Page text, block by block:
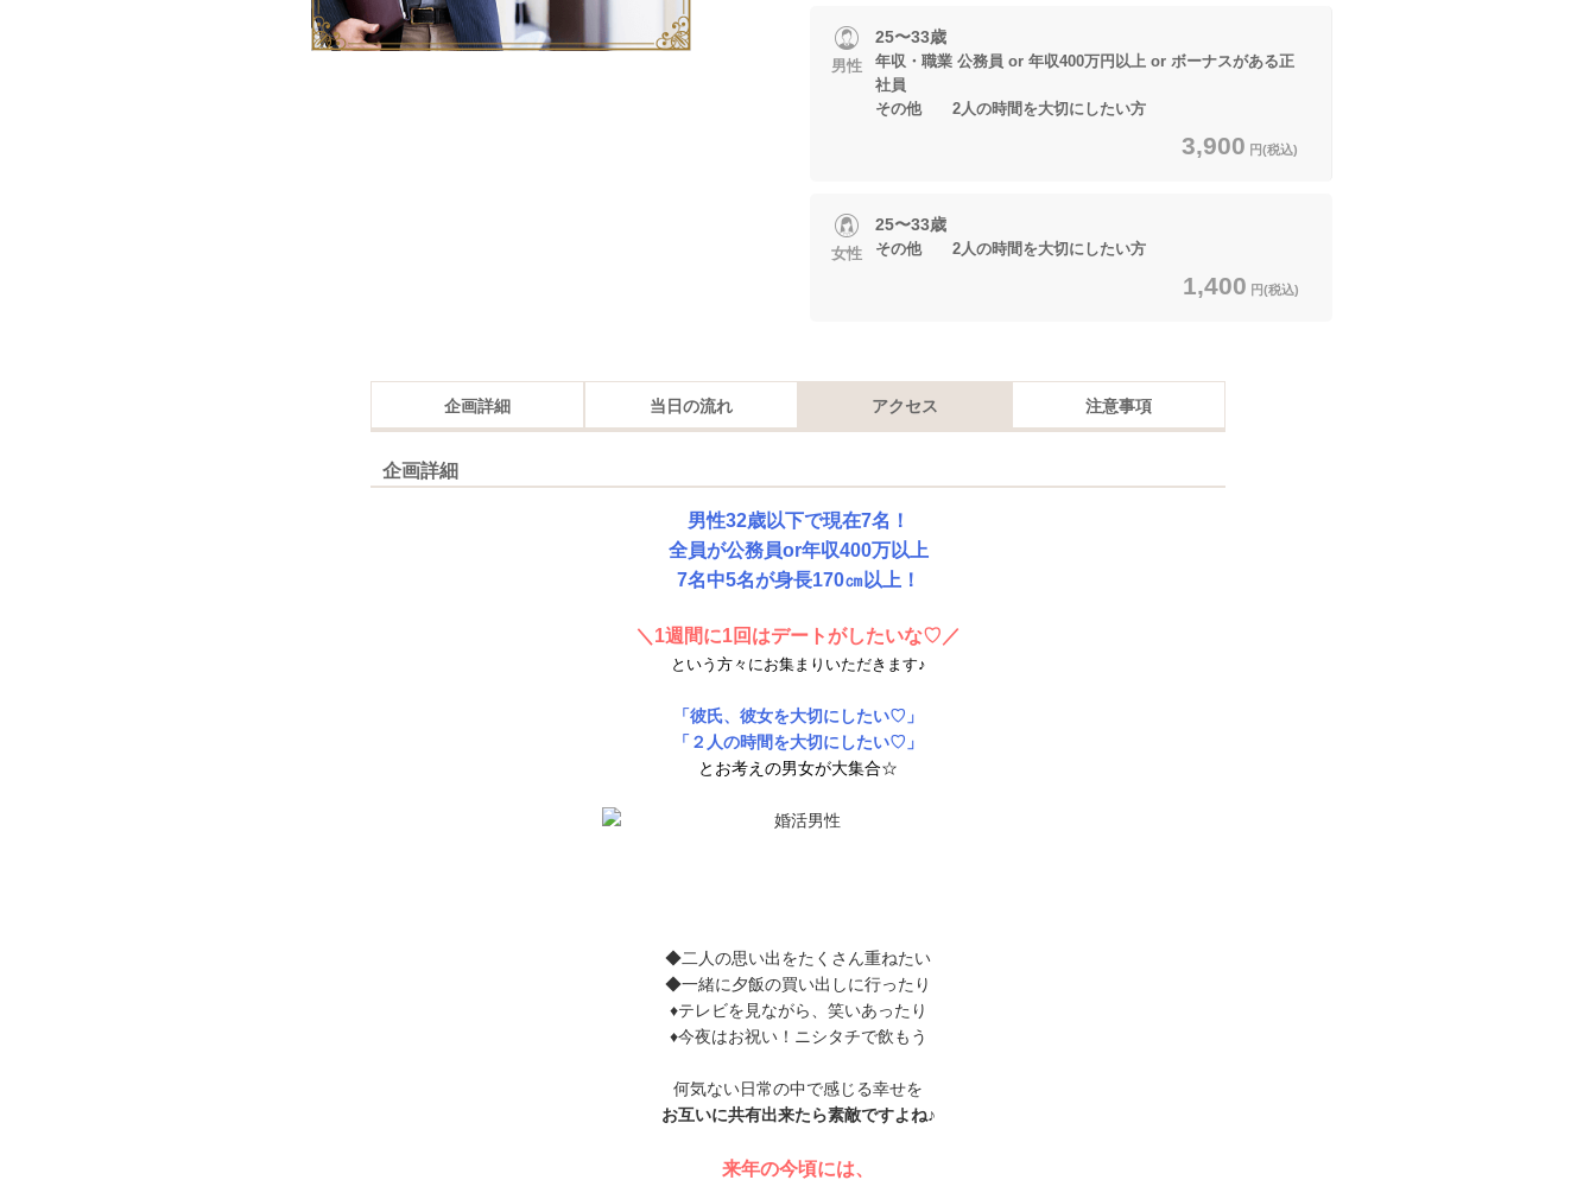
男性
25〜33歳
年収・職業 公務員 or 年収400万円以上 or ボーナスがある正
社員
その他 2人の時間を大切にしたい方
3,900 円(税込)
女性
25〜33歳
その他 2人の時間を大切にしたい方
1,400 円(税込)
企画詳細 当日の流れ アクセス 注意事項
企画詳細
男性32歳以下で現在7名！
全員が公務員or年収400万以上
7名中5名が身長170㎝以上！
＼1週間に1回はデートがしたいな♡／
という方々にお集まりいただきます♪
「彼氏、彼女を大切にしたい♡」
「２人の時間を大切にしたい♡」
とお考えの男女が大集合☆
◆二人の思い出をたくさん重ねたい
◆一緒に夕飯の買い出しに行ったり
♦テレビを見ながら、笑いあったり
♦今夜はお祝い！ニシタチで飲もう
何気ない日常の中で感じる幸せを
お互いに共有出来たら素敵ですよね♪
来年の今頃には、